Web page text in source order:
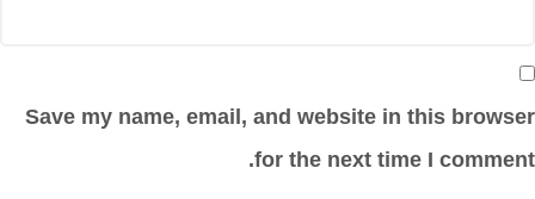
Save my name, email, and website in this browser
for the next time I comment.